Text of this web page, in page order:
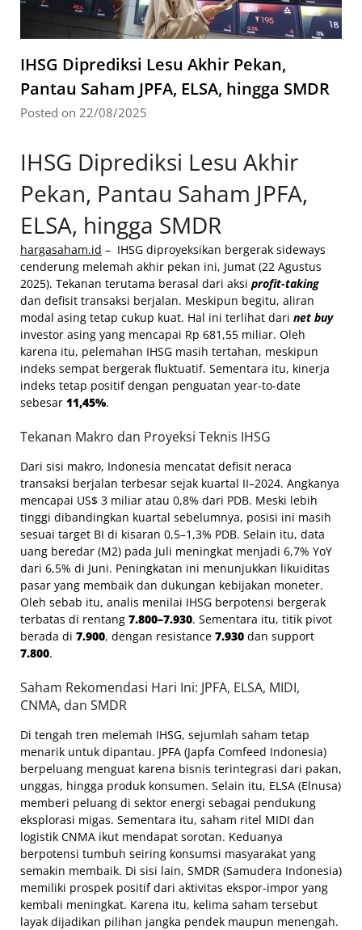
IHSG Diprediksi Lesu Akhir Pekan,
Pantau Saham JPFA, ELSA, hingga SMDR
Posted on 22/08/2025
IHSG Diprediksi Lesu Akhir
Pekan, Pantau Saham JPFA,
ELSA, hingga SMDR
hargasaham.id – IHSG diproyeksikan bergerak sideways
cenderung melemah akhir pekan ini, Jumat (22 Agustus
2025). Tekanan terutama berasal dari aksi profit-taking
dan defisit transaksi berjalan. Meskipun begitu, aliran
modal asing tetap cukup kuat. Hal ini terlihat dari net buy
investor asing yang mencapai Rp 681,55 miliar. Oleh
karena itu, pelemahan IHSG masih tertahan, meskipun
indeks sempat bergerak fluktuatif. Sementara itu, kinerja
indeks tetap positif dengan penguatan year-to-date
sebesar 11,45%.
Tekanan Makro dan Proyeksi Teknis IHSG
Dari sisi makro, Indonesia mencatat defisit neraca
transaksi berjalan terbesar sejak kuartal II–2024. Angkanya
mencapai US$ 3 miliar atau 0,8% dari PDB. Meski lebih
tinggi dibandingkan kuartal sebelumnya, posisi ini masih
sesuai target BI di kisaran 0,5–1,3% PDB. Selain itu, data
uang beredar (M2) pada Juli meningkat menjadi 6,7% YoY
dari 6,5% di Juni. Peningkatan ini menunjukkan likuiditas
pasar yang membaik dan dukungan kebijakan moneter.
Oleh sebab itu, analis menilai IHSG berpotensi bergerak
terbatas di rentang 7.800–7.930. Sementara itu, titik pivot
berada di 7.900, dengan resistance 7.930 dan support
7.800.
Saham Rekomendasi Hari Ini: JPFA, ELSA, MIDI,
CNMA, dan SMDR
Di tengah tren melemah IHSG, sejumlah saham tetap
menarik untuk dipantau. JPFA (Japfa Comfeed Indonesia)
berpeluang menguat karena bisnis terintegrasi dari pakan,
unggas, hingga produk konsumen. Selain itu, ELSA (Elnusa)
memberi peluang di sektor energi sebagai pendukung
eksplorasi migas. Sementara itu, saham ritel MIDI dan
logistik CNMA ikut mendapat sorotan. Keduanya
berpotensi tumbuh seiring konsumsi masyarakat yang
semakin membaik. Di sisi lain, SMDR (Samudera Indonesia)
memiliki prospek positif dari aktivitas ekspor-impor yang
kembali meningkat. Karena itu, kelima saham tersebut
layak dijadikan pilihan jangka pendek maupun menengah.